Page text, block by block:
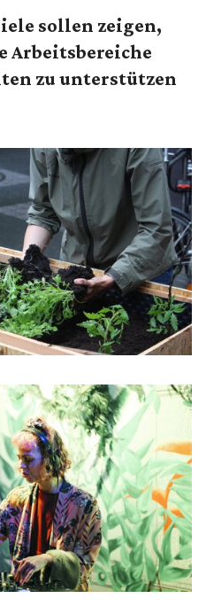
sollen zeigen,
Arbeitsbereiche
zu unterstützen